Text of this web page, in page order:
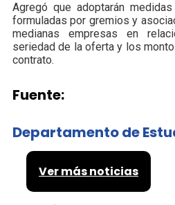
Agregó que adoptarán
formuladas por gremios y
medianas empresas en
seriedad de la oferta y los
contrato.
Fuente:
Departamento de
Ver más noticias